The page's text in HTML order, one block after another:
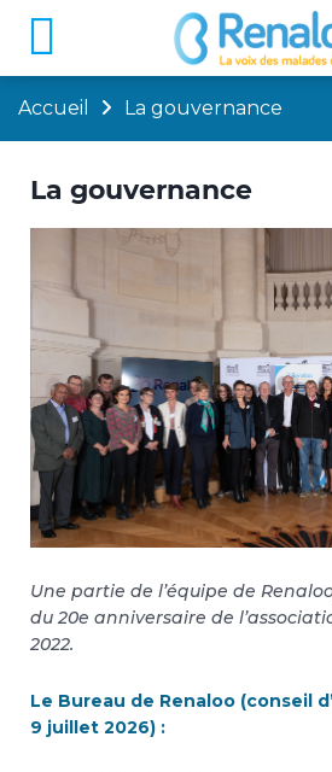
Accueil La gouvernance
La gouvernance
Une partie de l’équipe de
du 20e anniversaire de
2022.
Le Bureau de Renaloo (conseil
9 juillet 2026) :